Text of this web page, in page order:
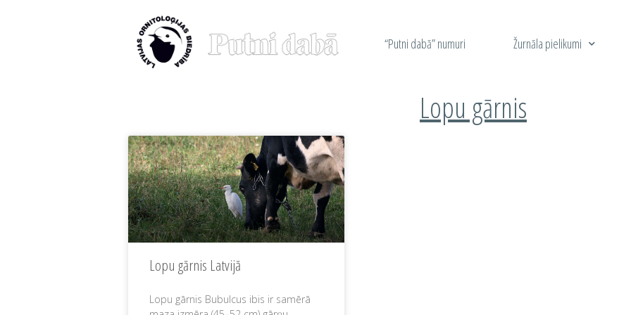
“Putni dabā” numuri Žurnāla pielikumi
Lopu gārnis
Lopu gārnis Latvijā
Lopu gārnis Bubulcus ibis ir samērā